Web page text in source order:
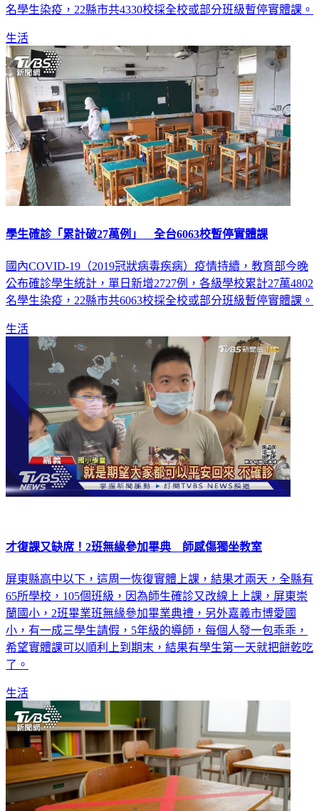
名學生染疫，22縣市共4330校採全校或部分班級暫停實體課。
生活
學生確診「累計破27萬例」 全台6063校暫停實體課
國內COVID-19（2019冠狀病毒疾病）疫情持續，教育部今晚
公布確診學生統計，單日新增2727例，各級學校累計27萬4802
名學生染疫，22縣市共6063校採全校或部分班級暫停實體課。
生活
才復課又缺席！2班無緣參加畢典 師感傷獨坐教室
屏東縣高中以下，這周一恢復實體上課，結果才兩天，全縣有
65所學校，105個班級，因為師生確診又改線上上課，屏東崇
蘭國小，2班畢業班無緣參加畢業典禮，另外嘉義市博愛國
小，有一成三學生請假，5年級的導師，每個人發一包乖乖，
希望實體課可以順利上到期末，結果有學生第一天就把餅乾吃
了。
生活